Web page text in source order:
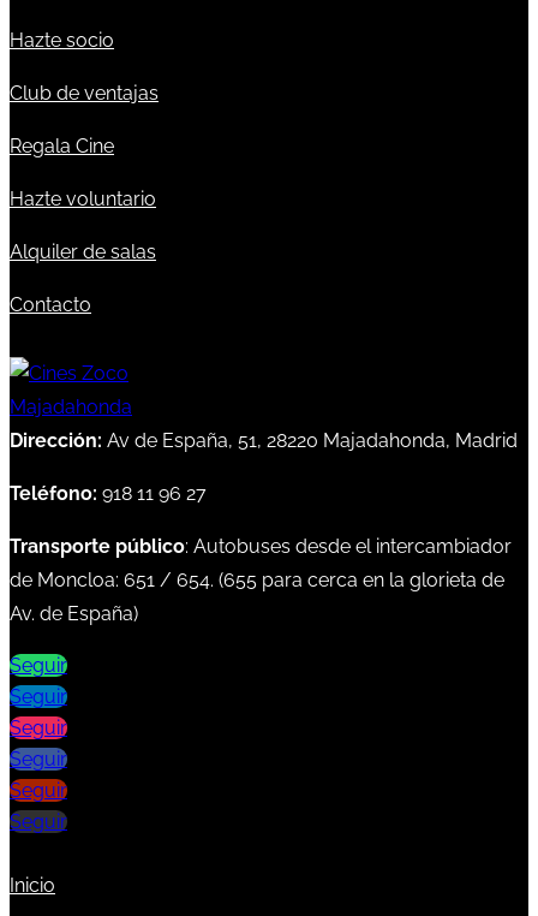
Hazte socio
Club de ventajas
Regala Cine
Hazte voluntario
Alquiler de salas
Contacto
Dirección: Av de España, 51, 28220 Majadahonda, Madrid
Teléfono: 918 11 96 27
Transporte público: Autobuses desde el intercambiador
de Moncloa: 651 / 654. (655 para cerca en la glorieta de
Av. de España)
Seguir
Seguir
Seguir
Seguir
Seguir
Seguir
Inicio